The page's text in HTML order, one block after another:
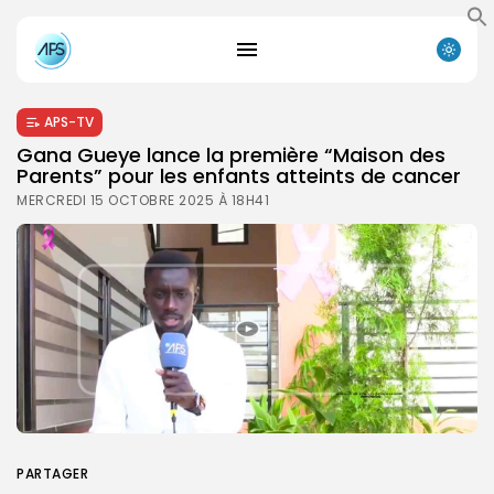
APS-TV
Gana Gueye lance la première “Maison des
Parents” pour les enfants atteints de cancer
MERCREDI 15 OCTOBRE 2025 À 18H41
PARTAGER